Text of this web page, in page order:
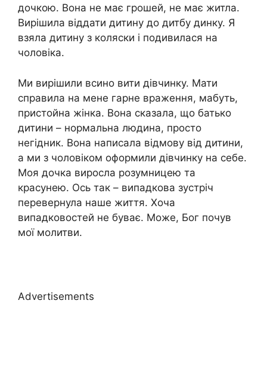
дочкою. Вона не має грошей, не має житла.
Вирішила віддати дитину до дитбу динку. Я
взяла дитину з коляски і подивилася на
чоловіка.
Ми вирішили всино вити дівчинку. Мати
справила на мене гарне враження, мабуть,
пристойна жінка. Вона сказала, що батько
дитини – нормальна людина, просто
негідник. Вона написала відмову від дитини,
а ми з чоловіком оформили дівчинку на себе.
Моя дочка виросла розумницею та
красунею. Ось так – випадкова зустріч
перевернула наше життя. Хоча
випадковостей не буває. Може, Бог почув
мої молитви.
Advertisements